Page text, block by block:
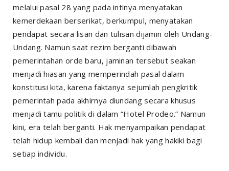
melalui pasal 28 yang pada intinya menyatakan
kemerdekaan berserikat, berkumpul, menyatakan
pendapat secara lisan dan tulisan dijamin oleh Undang-
Undang. Namun saat rezim berganti dibawah
pemerintahan orde baru, jaminan tersebut seakan
menjadi hiasan yang memperindah pasal dalam
konstitusi kita, karena faktanya sejumlah pengkritik
pemerintah pada akhirnya diundang secara khusus
menjadi tamu politik di dalam “Hotel Prodeo.” Namun
kini, era telah berganti. Hak menyampaikan pendapat
telah hidup kembali dan menjadi hak yang hakiki bagi
setiap individu.